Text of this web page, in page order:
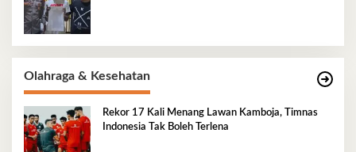
Olahraga & Kesehatan
Rekor 17 Kali Menang Lawan Kamboja, Timnas
Indonesia Tak Boleh Terlena